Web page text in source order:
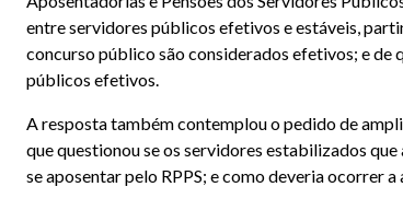
entre servidores públicos efetivos e estáveis,
concurso público são considerados efetivos; e de
públicos efetivos.
A resposta também contemplou o pedido de
que questionou se os servidores estabilizados
se aposentar pelo RPPS; e como deveria ocorrer